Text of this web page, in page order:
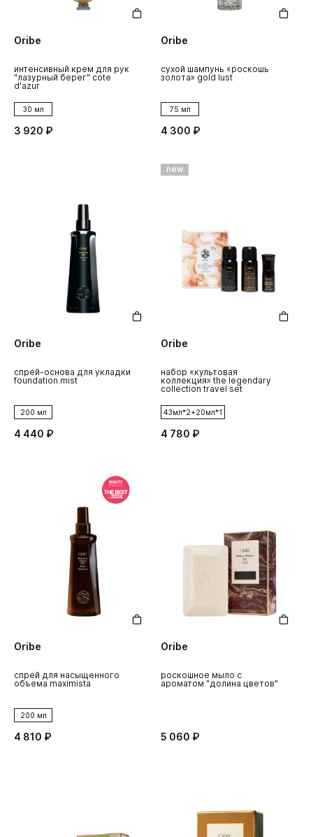
Oribe
интенсивный крем для рук
"лазурный берег" cote
d'azur
30 мл
3 920 ₽
Oribe
сухой шампунь «роскошь
золота» gold lust
75 мл
4 300 ₽
Oribe
спрей-основа для укладки
foundation mist
200 мл
4 440 ₽
new
Oribe
набор «культовая
коллекция» the legendary
collection travel set
43мл*2+20мл*1
4 780 ₽
Oribe
спрей для насыщенного
объема maximista
200 мл
4 810 ₽
Oribe
роскошное мыло с
ароматом "долина цветов"
5 060 ₽